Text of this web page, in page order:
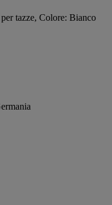
tazze, Colore: Bianco